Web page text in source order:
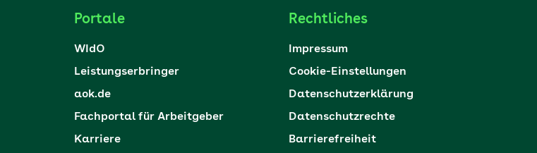
Portale
WIdO
Leistungserbringer
aok.de
Fachportal für Arbeitgeber
Karriere
Rechtliches
Impressum
Cookie-Einstellungen
Datenschutzerklärung
Datenschutzrechte
Barrierefreiheit